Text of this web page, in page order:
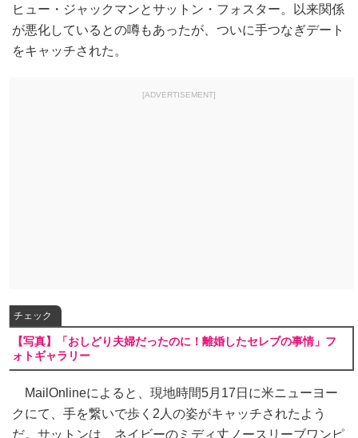
ヒュー・ジャックマンとサットン・フォスター。以来関係
が悪化しているとの噂もあったが、ついに手つなぎデート
をキャッチされた。
[ADVERTISEMENT]
チェック
【写真】「おしどり夫婦だったのに！離婚したセレブの事情」フ
ォトギャラリー
MailOnlineによると、現地時間5月17日に米ニューヨー
クにて、手を繋いで歩く2人の姿がキャッチされたよう
だ。サットンは、ネイビーのミディ丈ノースリーブワンピ